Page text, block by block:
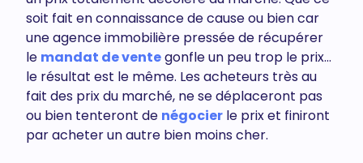
soit fait en connaissance de cause ou bien car
une agence immobilière pressée de récupérer
le mandat de ventegonfle un peu trop le prix…
le résultat est le même. Les acheteurs très au
fait des prix du marché, ne se déplaceront pas
ou bien tenteront de négocier le prix et finiront
par acheter un autre bien moins cher.